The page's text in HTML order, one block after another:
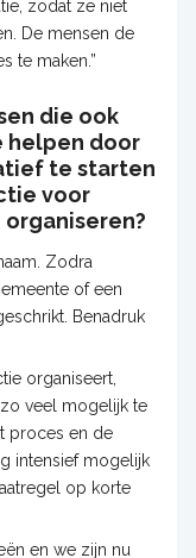
zodat ze niet
De mensen de
te maken.”
die ook
helpen door
te starten
voor
Zodra
of een
Benadruk
organiseert,
veel mogelijk te
proces en de
intensief mogelijk
op korte
en we zijn nu